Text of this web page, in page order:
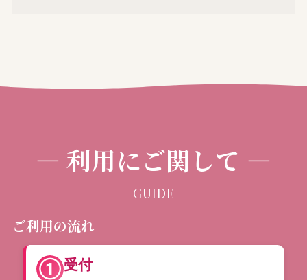
― 利用にご関して ―
GUIDE
ご利用の流れ
①受付